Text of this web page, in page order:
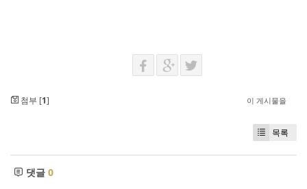
첨부 [1] 이 게시물을
목록
댓글 0